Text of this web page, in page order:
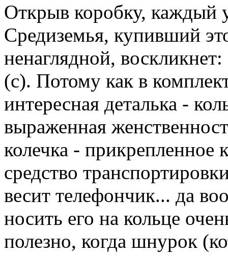
Открыв коробку, каждый
Средиземья, купивший
ненаглядной,
(с). Потому как в
интересная деталька -
выраженная
колечка - прикрепленное
средство
весит телефончик... да
носить его на кольце
полезно, когда шнурок